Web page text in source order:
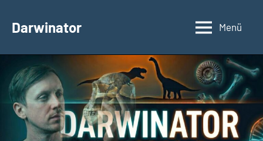
InhaltDarwinator
Evolutionsbiologie
Menü